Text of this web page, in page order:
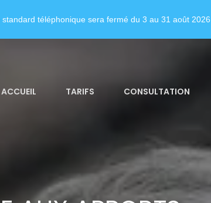
ACCUEIL TARIFS CONSULTATION
téléphonique sera fermé du 3 au 31 août